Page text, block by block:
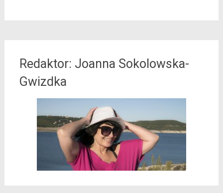
Redaktor: Joanna Sokolowska-
Gwizdka